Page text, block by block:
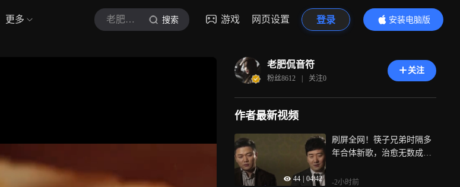
更多 老肥侃音符 搜索 游戏 网页设置 登录
安装电脑版
内容更精彩
老肥侃音符
粉丝8612 | 关注0
关注
作者最新视频
44 04:42
刷屏全网！筷子兄弟时隔多
年合体新歌，治愈无数成年
-2小时前